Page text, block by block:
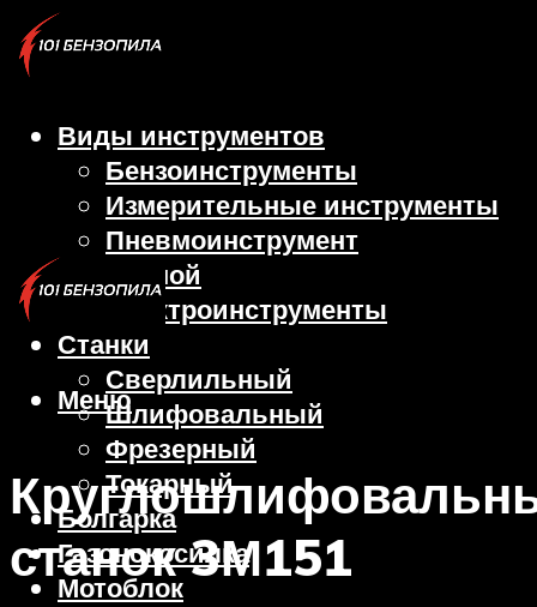
Виды инструментов
Бензоинструменты
Измерительные инструменты
Пневмоинструмент
Ручной
Электроинструменты
Станки
Сверлильный
Шлифовальный
Фрезерный
Токарный
Болгарка
Газонокосилка
Мотоблок
Меню
станок 3М151